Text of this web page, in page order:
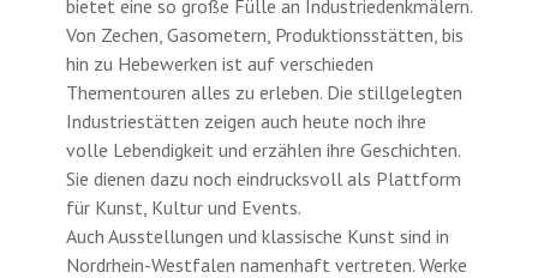
bietet eine so große Fülle an Industriedenkmälern.
Von Zechen, Gasometern, Produktionsstätten, bis
hin zu Hebewerken ist auf verschieden
Thementouren alles zu erleben. Die stillgelegten
Industriestätten zeigen auch heute noch ihre
volle Lebendigkeit und erzählen ihre Geschichten.
Sie dienen dazu noch eindrucksvoll als Plattform
für Kunst, Kultur und Events.
Auch Ausstellungen und klassische Kunst sind in
Nordrhein-Westfalen namenhaft vertreten. Werke